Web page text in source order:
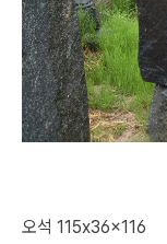
오석 115x36x116